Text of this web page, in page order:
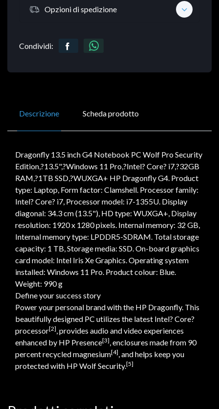
Opzioni di spedizione
Condividi:
Descrizione Scheda prodotto
Dragonfly 13.5 inch G4 Notebook PC Wolf Pro Security
Edition,?13.5",?Windows 11 Pro,?Intel? Core? i7,?32GB
RAM,?1TB SSD,?WUXGA+ HP Dragonfly G4. Product
type: Laptop, Form factor: Clamshell. Processor family:
Intel? Core? i7, Processor model: i7-1355U. Display
diagonal: 34.3 cm (13.5"), HD type: WUXGA+, Display
resolution: 1920 x 1280 pixels. Internal memory: 32 GB,
Internal memory type: LPDDR5-SDRAM. Total storage
capacity: 1 TB, Storage media: SSD. On-board graphics
card model: Intel Iris Xe Graphics. Operating system
installed: Windows 11 Pro. Product colour: Blue.
Weight: 990 g
Define your success story
Power your personal brand with the HP Dragonfly. This
beautifully designed PC utilizes the latest Intel? Core?
processor[2], provides audio and video experiences
enhanced by HP Presence[3], enclosures made from 90
percent recycled magnesium[4], and helps keep you
protected with HP Wolf Security.[5]